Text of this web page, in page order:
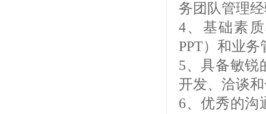
务团队管理
4、基础素
PPT）和业
5、具备敏锐
开发、洽谈
6、优秀的沟